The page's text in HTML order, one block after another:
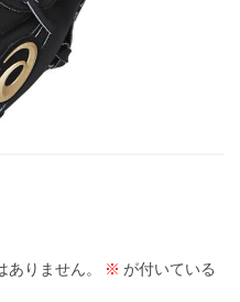
りません。 ※ が付いている